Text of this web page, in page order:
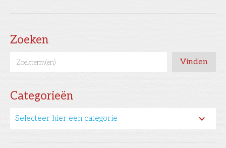
Zoeken
Categorieën
Selecteer hier een categorie